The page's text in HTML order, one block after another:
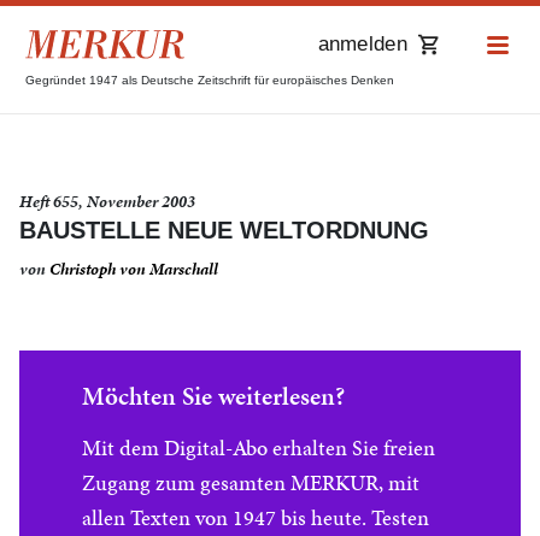
Gegründet 1947 als Deutsche Zeitschrift für europäisches Denken
anmelden
Heft 655, November 2003
BAUSTELLE NEUE WELTORDNUNG
vonChristoph von Marschall
Möchten Sie weiterlesen?
Mit dem Digital-Abo erhalten Sie freien
Zugang zum gesamten MERKUR, mit
allen Texten von 1947 bis heute. Testen